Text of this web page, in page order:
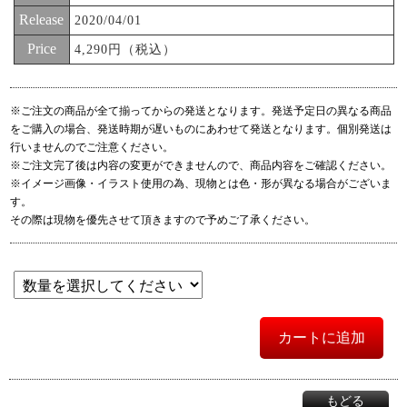
Release 2020/04/01
Price 4,290円（税込）
※ご注文の商品が全て揃ってからの発送となります。発送予定日の異なる商品
をご購入の場合、発送時期が遅いものにあわせて発送となります。個別発送は
行いませんのでご注意ください。
※ご注文完了後は内容の変更ができませんので、商品内容をご確認ください。
※イメージ画像・イラスト使用の為、現物とは色・形が異なる場合がございま
す。
その際は現物を優先させて頂きますので予めご了承ください。
カートに追加
もどる